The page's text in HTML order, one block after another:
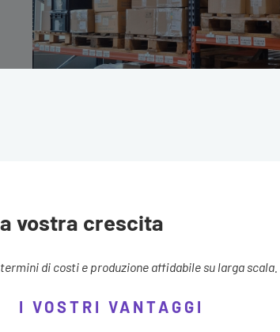
vostra crescita
di costi e produzione affidabile su larga scala.
I VOSTRI VANTAGGI